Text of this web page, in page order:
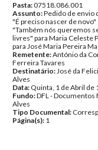
Pasta:07518.086.001
Assunto:Pedido de envio
"É preciso nascer de novo"
"Também nós queremos
livres" para Maria Celeste
para José Maria Pereira
Remetente:António da
Ferreira Tavares
Destinatário:José da
Alves
Data: Quinta, 1 de Abril de
Fundo:DFL - Documentos
Alves
Tipo Documental:
Página(s): 1